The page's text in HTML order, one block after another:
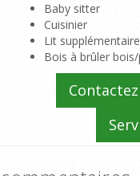
Baby sitter
Cuisinier
Lit
Bois à brûler